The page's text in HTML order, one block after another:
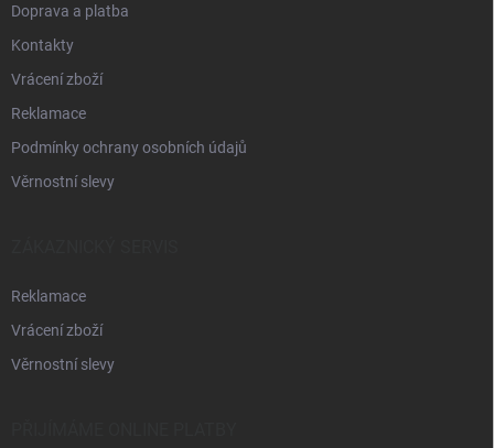
Doprava a platba
Kontakty
Vrácení zboží
Reklamace
Podmínky ochrany osobních údajů
Věrnostní slevy
Reklamace
Vrácení zboží
Věrnostní slevy